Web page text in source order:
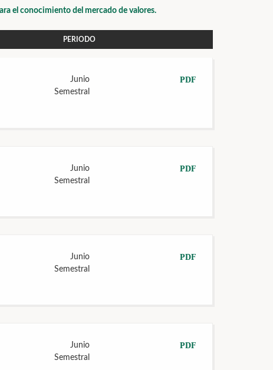
el conocimiento del mercado de valores.
PERIODO
Junio
Semestral
PDF
Junio
Semestral
PDF
Junio
Semestral
PDF
Junio
Semestral
PDF